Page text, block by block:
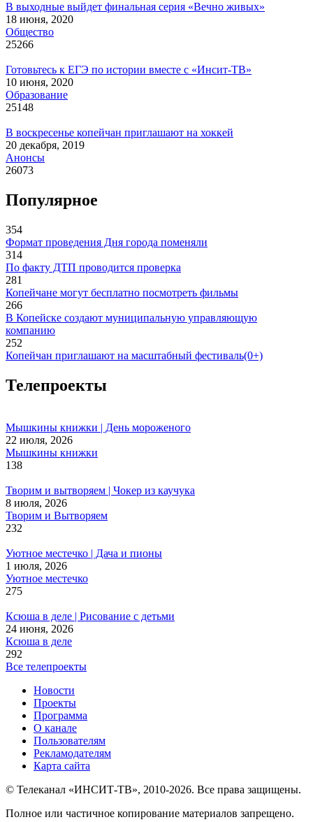
В выходные выйдет финальная серия «Вечно живых»
18 июня, 2020
Общество
25266
Готовьтесь к ЕГЭ по истории вместе с «Инсит-ТВ»
10 июня, 2020
Образование
25148
В воскресенье копейчан приглашают на хоккей
20 декабря, 2019
Анонсы
26073
Популярное
354
Формат проведения Дня города поменяли
314
По факту ДТП проводится проверка
281
Копейчане могут бесплатно посмотреть фильмы
266
В Копейске создают муниципальную управляющую
компанию
252
Копейчан приглашают на масштабный фестиваль(0+)
Телепроекты
Мышкины книжки | День мороженого
22 июля, 2026
Мышкины книжки
138
Творим и вытворяем | Чокер из каучука
8 июля, 2026
Творим и Вытворяем
232
Уютное местечко | Дача и пионы
1 июля, 2026
Уютное местечко
275
Ксюша в деле | Рисование с детьми
24 июня, 2026
Ксюша в деле
292
Все телепроекты
Новости
Проекты
Программа
О канале
Пользователям
Рекламодателям
Карта сайта
© Телеканал «ИНСИТ-ТВ», 2010-2026. Все права защищены.
Полное или частичное копирование материалов запрещено.